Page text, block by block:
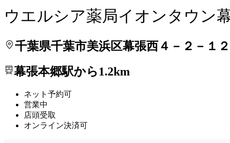
ウエルシア薬局イオンタウン
千葉県千葉市美浜区幕張西４－２－１
幕張本郷駅から1.2km
ネット予約可
営業中
店頭受取
オンライン決済可